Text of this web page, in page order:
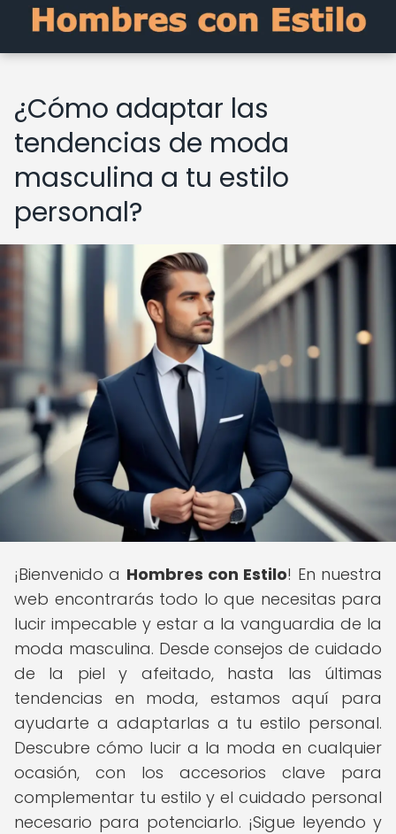
¿Cómo adaptar las
tendencias de moda
masculina a tu estilo
personal?
¡Bienvenido a Hombres con Estilo! En nuestra
web encontrarás todo lo que necesitas para
lucir impecable y estar a la vanguardia de la
moda masculina. Desde consejos de cuidado
de la piel y afeitado, hasta las últimas
tendencias en moda, estamos aquí para
ayudarte a adaptarlas a tu estilo personal.
Descubre cómo lucir a la moda en cualquier
ocasión, con los accesorios clave para
complementar tu estilo y el cuidado personal
necesario para potenciarlo. ¡Sigue leyendo y